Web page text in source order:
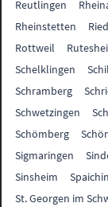
Reutlingen
Rheinstetten
Rottweil
Schelklingen
Schramberg
Schwetzingen
Schömberg
Sigmaringen
Sinsheim
St. Georgen im